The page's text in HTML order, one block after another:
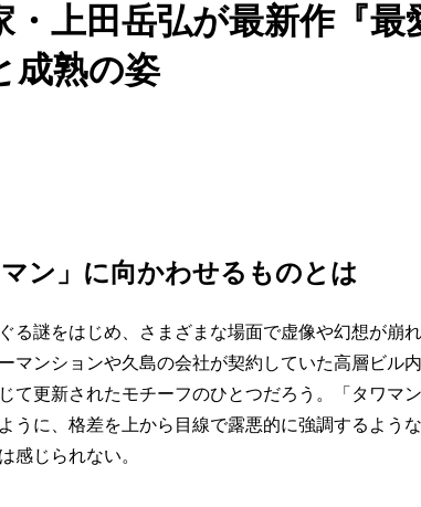
・上田岳弘が最新作『最
成熟の姿
ン」に向かわせるものとは
る謎をはじめ、さまざまな場面で虚像や幻想が崩
マンションや久島の会社が契約していた高層ビル
て更新されたモチーフのひとつだろう。「タワマ
うに、格差を上から目線で露悪的に強調するよう
感じられない。